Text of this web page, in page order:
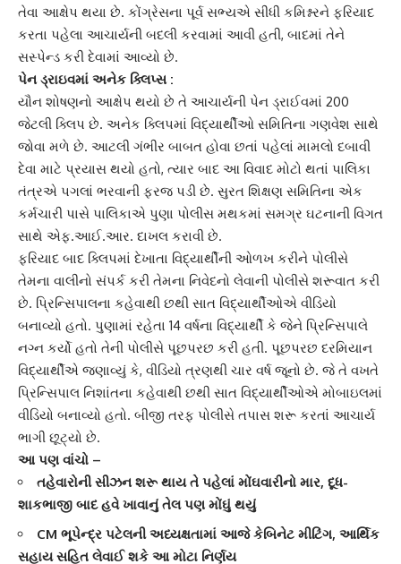
તેવા આક્ષેપ થયા છે. કોંગ્રેસના પૂર્વ સભ્યએ સીધી કમિશ્નરને ફરિયાદ
કરતા પહેલા આચાર્યની બદલી કરવામાં આવી હતી, બાદમાં તેને
સસ્પેન્ડ કરી દેવામાં આવ્યો છે.
પેન ડ્રાઇવમાં અનેક ક્લિપ્સ :
યૌન શોષણનો આક્ષેપ થયો છે તે આચાર્યની પેન ડ્રાઈવમાં 200
જેટલી ક્લિપ છે. અનેક ક્લિપમાં વિદ્યાર્થીઓ સમિતિના ગણવેશ સાથે
જોવા મળે છે. આટલી ગંભીર બાબત હોવા છતાં પહેલાં મામલો દબાવી
દેવા માટે પ્રયાસ થયો હતો, ત્યાર બાદ આ વિવાદ મોટો થતાં પાલિકા
તંત્રએ પગલાં ભરવાની ફરજ પડી છે. સુરત શિક્ષણ સમિતિના એક
કર્મચારી પાસે પાલિકાએ પુણા પોલીસ મથકમાં સમગ્ર ઘટનાની વિગત
સાથે એફ.આઈ.આર. દાખલ કરાવી છે.
ફરિયાદ બાદ ક્લિપમાં દેખાતા વિદ્યાર્થીની ઓળખ કરીને પોલીસે
તેમના વાલીનો સંપર્ક કરી તેમના નિવેદનો લેવાની પોલીસે શરૂવાત કરી
છે. પ્રિન્સિપાલના કહેવાથી છથી સાત વિદ્યાર્થીઓએ વીડિયો
બનાવ્યો હતો. પુણામાં રહેતા 14 વર્ષના વિદ્યાર્થી કે જેને પ્રિન્સિપાલે
નગ્ન કર્યો હતો તેની પોલીસે પૂછપરછ કરી હતી. પૂછપરછ દરમિયાન
વિદ્યાર્થીએ જણાવ્યું કે, વીડિયો ત્રણથી ચાર વર્ષ જૂનો છે. જે તે વખતે
પ્રિન્સિપાલ નિશાંતના કહેવાથી છથી સાત વિદ્યાર્થીઓએ મોબાઇલમાં
વીડિયો બનાવ્યો હતો. બીજી તરફ પોલીસે તપાસ શરૂ કરતાં આચાર્ય
ભાગી છૂટ્યો છે.
આ પણ વાંચો –
તહેવારોની સીઝન શરૂ થાય તે પહેલાં મોંઘવારીનો માર, દૂધ-
શાકભાજી બાદ હવે ખાવાનું તેલ પણ મોંઘું થયું
CM ભૂપેન્દ્ર પટેલની અધ્યક્ષતામાં આજે કેબિનેટ મીટિંગ, આર્થિક
સહાય સહિત લેવાઈ શકે આ મોટા નિર્ણય